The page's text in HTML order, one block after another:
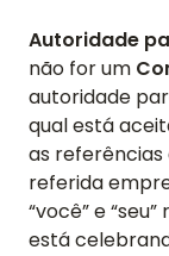
Autoridade
não for um
autoridade
qual está
as referências
referida
“você” e
está